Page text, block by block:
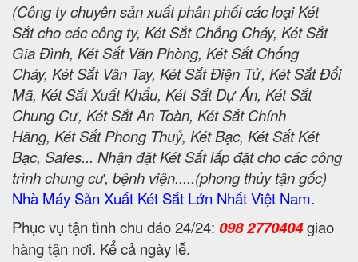
(Công ty chuyên sản xuất phân phối các loại Két
Sắt cho các công ty, Két Sắt Chống Cháy, Két Sắt
Gia Đình, Két Sắt Văn Phòng, Két Sắt Chống
Cháy, Két Sắt Vân Tay, Két Sắt Điện Tử, Két Sắt Đổi
Mã, Két Sắt Xuất Khẩu, Két Sắt Dự Án, Két Sắt
Chung Cư, Két Sắt An Toàn, Két Sắt Chính
Hãng, Két Sắt Phong Thuỷ, Két Bạc, Két Sắt Két
Bạc, Safes... Nhận đặt Két Sắt lắp đặt cho các công
trình chung cư, bệnh viện.....(phong thủy tận gốc)
Nhà Máy Sản Xuất Két Sắt Lớn Nhất Việt Nam.
Phục vụ tận tình chu đáo 24/24: 098 2770404giao
hàng tận nơi. Kể cả ngày lễ.